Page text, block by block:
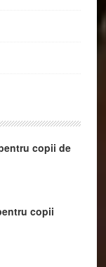
copii de
copii